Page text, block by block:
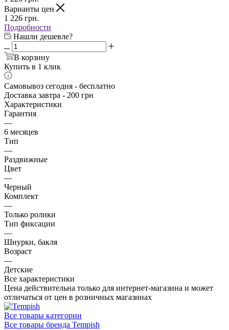
Варианты цен
1 226 грн.
Подробности
Нашли дешевле?
В корзину
Купить в 1 клик
Самовывоз сегодня - бесплатно
Доставка завтра - 200 грн
Характеристики
Гарантия
—
6 месяцев
Тип
—
Раздвижные
Цвет
—
Черный
Комплект
—
Только ролики
Тип фиксации
—
Шнурки, бакля
Возраст
—
Детские
Все характеристики
Цена действительна только для интернет-магазина и может
отличаться от цен в розничных магазинах
Все товары категории
Все товары бренда Tempish